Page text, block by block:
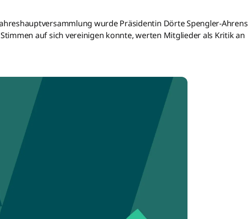
wurde Präsidentin Dörte Spengler-Ahrens
auf sich vereinigen konnte, werten Mitglieder als Kritik an